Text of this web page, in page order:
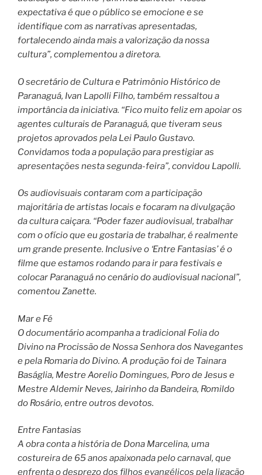
expectativa é que o público se emocione e se
identifique com as narrativas apresentadas,
fortalecendo ainda mais a valorização da nossa
cultura”, complementou a diretora.
O secretário de Cultura e Patrimônio Histórico de
Paranaguá, Ivan Lapolli Filho, também ressaltou a
importância da iniciativa. “Fico muito feliz em apoiar os
agentes culturais de Paranaguá, que tiveram seus
projetos aprovados pela Lei Paulo Gustavo.
Convidamos toda a população para prestigiar as
apresentações nesta segunda-feira”, convidou Lapolli.
Os audiovisuais contaram com a participação
majoritária de artistas locais e focaram na divulgação
da cultura caiçara. “Poder fazer audiovisual, trabalhar
com o ofício que eu gostaria de trabalhar, é realmente
um grande presente. Inclusive o ‘Entre Fantasias’ é o
filme que estamos rodando para ir para festivais e
colocar Paranaguá no cenário do audiovisual nacional”,
comentou Zanette.
Mar e Fé
O documentário acompanha a tradicional Folia do
Divino na Procissão de Nossa Senhora dos Navegantes
e pela Romaria do Divino. A produção foi de Tainara
Baságlia, Mestre Aorelio Domingues, Poro de Jesus e
Mestre Aldemir Neves, Jairinho da Bandeira, Romildo
do Rosário, entre outros devotos.
Entre Fantasias
A obra conta a história de Dona Marcelina, uma
costureira de 65 anos apaixonada pelo carnaval, que
enfrenta o desprezo dos filhos evangélicos pela ligação